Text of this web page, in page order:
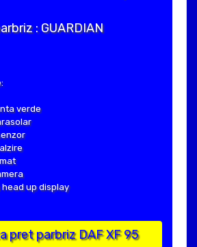
: GUARDIAN
verde
up display
pret parbriz DAF XF 95